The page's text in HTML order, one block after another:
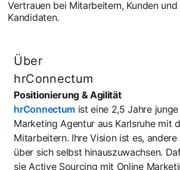
Vertrauen bei Mitarbeitern, Kunden
Kandidaten.
Über
hrConnectum
Positionierung & Agilität
hrConnectumopens in a new tab
ist eine 2,5 Jahre junge
Marketing Agentur aus Karlsruhe mit
Mitarbeitern. Ihre Vision ist es,
über sich selbst hinauszuwachsen.
sie Active Sourcing mit Online